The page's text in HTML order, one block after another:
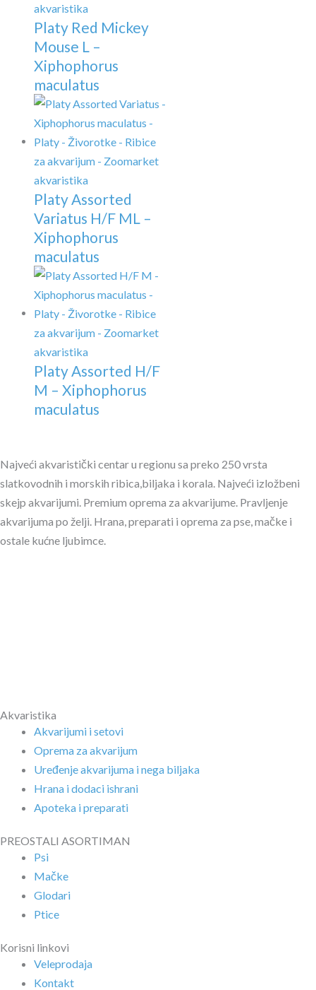
Platy Red Mickey
Mouse L –
Xiphophorus
maculatus
Platy Assorted
Variatus H/F ML –
Xiphophorus
maculatus
Platy Assorted H/F
M – Xiphophorus
maculatus
Najveći akvaristički centar u regionu sa preko 250 vrsta
slatkovodnih i morskih ribica,biljaka i korala. Najveći izložbeni
skejp akvarijumi. Premium oprema za akvarijume. Pravljenje
akvarijuma po želji. Hrana, preparati i oprema za pse, mačke i
ostale kućne ljubimce.
Akvaristika
Akvarijumi i setovi
Oprema za akvarijum
Uređenje akvarijuma i nega biljaka
Hrana i dodaci ishrani
Apoteka i preparati
PREOSTALI ASORTIMAN
Psi
Mačke
Glodari
Ptice
Korisni linkovi
Veleprodaja
Kontakt